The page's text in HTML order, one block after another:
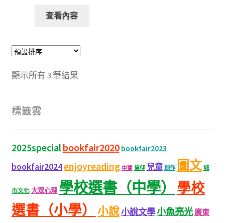
查看內容
顯示所有 3 筆結果
標籤雲
2025specialbookfair2020 bookfair2023
bookfair2024enjoyreading 中醫 信仰 兒童 創作 圖文 城
市文化 大眾心理 學校選書（中學）
學校
選書（小學）
小說小說文學小魚亮光廣東